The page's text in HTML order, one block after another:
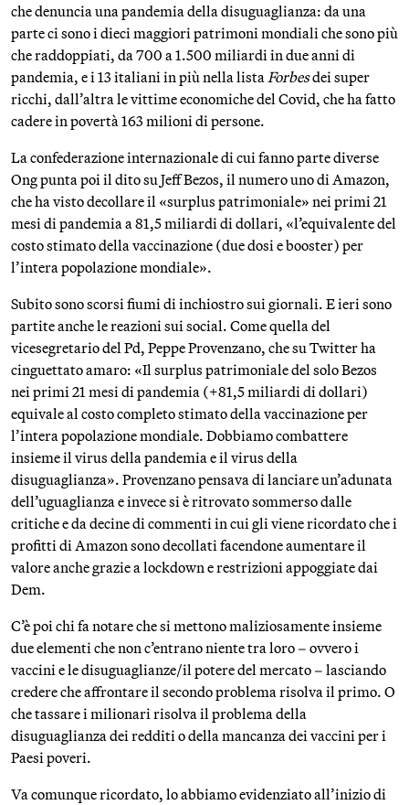
che denuncia una pandemia della disuguaglianza: da una
parte ci sono i dieci maggiori patrimoni mondiali che sono più
che raddoppiati, da 700 a 1.500 miliardi in due anni di
pandemia, e i 13 italiani in più nella listaForbesdei super
ricchi, dall’altra le vittime economiche del Covid, che ha fatto
cadere in povertà 163 milioni di persone.
La confederazione internazionale di cui fanno parte diverse
Ong punta poi il dito su Jeff Bezos, il numero uno di Amazon,
che ha visto decollare il «surplus patrimoniale» nei primi 21
mesi di pandemia a 81,5 miliardi di dollari, «l’equivalente del
costo stimato della vaccinazione (due dosi e booster) per
l’intera popolazione mondiale».
Subito sono scorsi fiumi di inchiostro sui giornali. E ieri sono
partite anche le reazioni sui social. Come quella del
vicesegretario del Pd, Peppe Provenzano, che su Twitter ha
cinguettato amaro: «Il surplus patrimoniale del solo Bezos
nei primi 21 mesi di pandemia (+81,5 miliardi di dollari)
equivale al costo completo stimato della vaccinazione per
l’intera popolazione mondiale. Dobbiamo combattere
insieme il virus della pandemia e il virus della
disuguaglianza». Provenzano pensava di lanciare un’adunata
dell’uguaglianza e invece si è ritrovato sommerso dalle
critiche e da decine di commenti in cui gli viene ricordato che i
profitti di Amazon sono decollati facendone aumentare il
valore anche grazie a lockdown e restrizioni appoggiate dai
Dem.
C’è poi chi fa notare che si mettono maliziosamente insieme
due elementi che non c’entrano niente tra loro – ovvero i
vaccini e le disuguaglianze/il potere del mercato – lasciando
credere che affrontare il secondo problema risolva il primo. O
che tassare i milionari risolva il problema della
disuguaglianza dei redditi o della mancanza dei vaccini per i
Paesi poveri.
Va comunque ricordato, lo abbiamo evidenziato all’inizio di